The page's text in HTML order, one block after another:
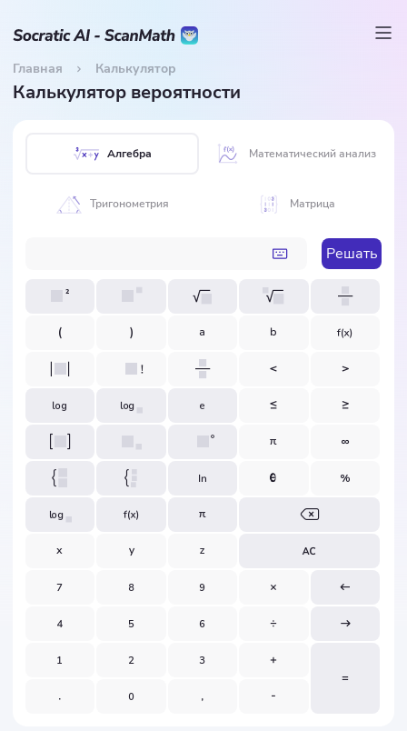
Главная Калькулятор
Калькулятор вероятности
Алгебра Математический анализ
Тригонометрия Матрица
Решать